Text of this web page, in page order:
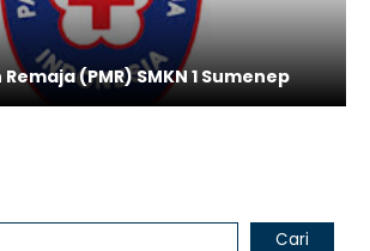
(PMR) SMKN 1 Sumenep
Cari